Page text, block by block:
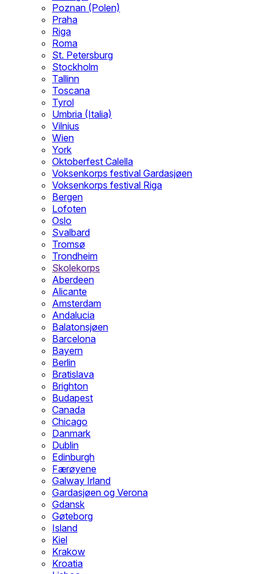
Poznan (Polen)
Praha
Riga
Roma
St. Petersburg
Stockholm
Tallinn
Toscana
Tyrol
Umbria (Italia)
Vilnius
Wien
York
Oktoberfest Calella
Voksenkorps festival Gardasjøen
Voksenkorps festival Riga
Bergen
Lofoten
Oslo
Svalbard
Tromsø
Trondheim
Skolekorps
Aberdeen
Alicante
Amsterdam
Andalucia
Balatonsjøen
Barcelona
Bayern
Berlin
Bratislava
Brighton
Budapest
Canada
Chicago
Danmark
Dublin
Edinburgh
Færøyene
Galway Irland
Gardasjøen og Verona
Gdansk
Gøteborg
Island
Kiel
Krakow
Kroatia